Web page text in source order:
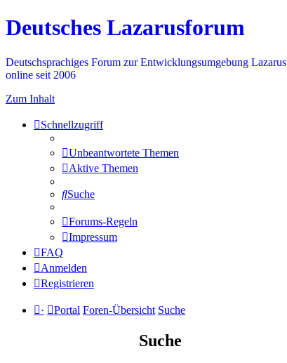
Deutsches Lazarusforum
Deutschsprachiges Forum zur Entwicklungsumgebung Lazarus
online seit 2006
Zum Inhalt
Schnellzugriff
Unbeantwortete Themen
Aktive Themen
Suche
Forums-Regeln
Impressum
FAQ
Anmelden
Registrieren
· Portal Foren-Übersicht Suche
Suche